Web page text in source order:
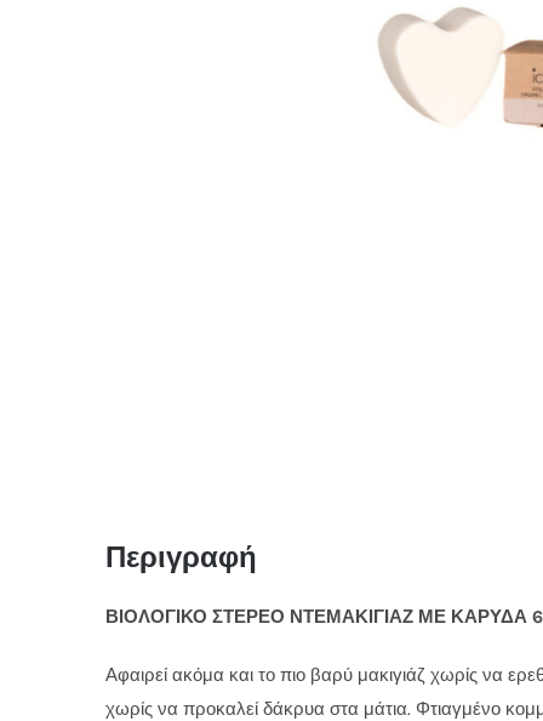
Περιγραφή
ΒΙΟΛΟΓΙΚΟ ΣΤΕΡΕΟ ΝΤΕΜΑΚΙΓΙΑΖ ΜΕ ΚΑΡΥΔΑ
Αφαιρεί ακόμα και το πιο βαρύ μακιγιάζ χωρίς να
χωρίς να προκαλεί δάκρυα στα μάτια. Φτιαγμένο